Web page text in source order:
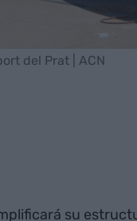
del Prat | ACN
su